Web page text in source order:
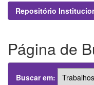
Repositório
Página de
Buscar em: